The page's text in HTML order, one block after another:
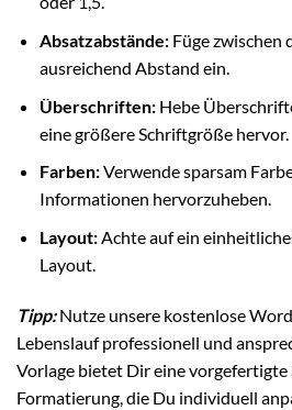
Absatzabstände:Füge zwischen
ausreichend Abstand ein.
Überschriften:Hebe
eine größere Schriftgröße hervor.
Farben:Verwende sparsam
Informationen hervorzuheben.
Layout:Achte auf ein
Layout.
Tipp:Nutze unsere kostenlose
Lebenslauf professionell und
Vorlage bietet Dir eine
Formatierung, die Du individuell